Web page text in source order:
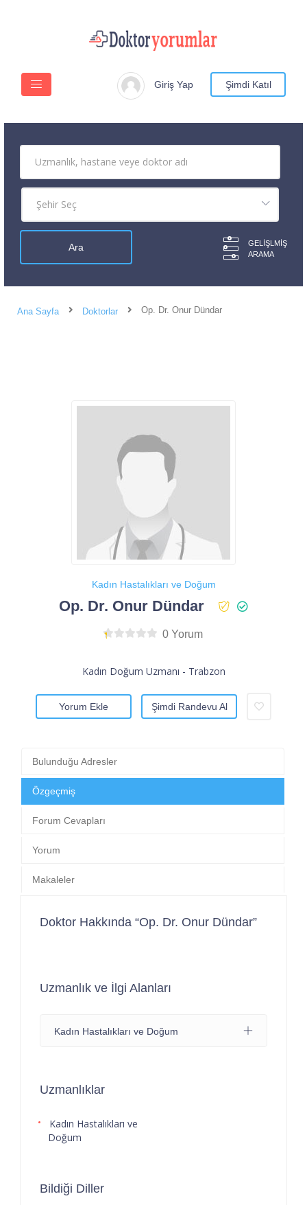
Giriş Yap Şimdi Katıl
GELIŞLMIŞ
ARAMA
Ana Sayfa Doktorlar Op. Dr. Onur Dündar
Kadın Hastalıkları ve Doğum
Op. Dr. Onur Dündar
0 Yorum
Kadın Doğum Uzmanı - Trabzon
Yorum Ekle Şimdi Randevu Al
Bulunduğu Adresler
Özgeçmiş
Forum Cevapları
Yorum
Makaleler
Doktor Hakkında “Op. Dr. Onur Dündar”
Uzmanlık ve İlgi Alanları
Kadın Hastalıkları ve Doğum
Uzmanlıklar
Kadın Hastalıkları ve
Doğum
Bildiği Diller